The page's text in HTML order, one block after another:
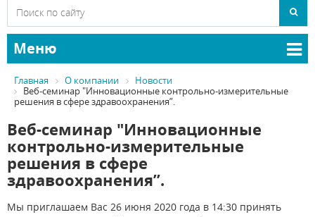
Меню
Главная О компании
Новости
Веб-семинар "Инновационные контрольно-измерительные
решения в сфере здравоохранения”.
Веб-семинар "Инновационные
контрольно-измерительные
решения в сфере
здравоохранения”.
Мы приглашаем Вас 26 июня 2020 года в 14:30 принять